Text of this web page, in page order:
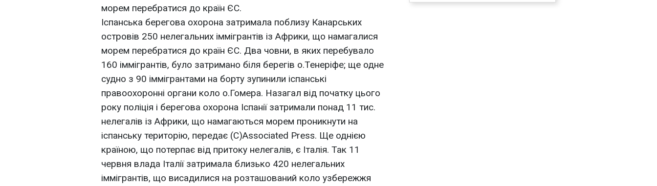
морем перебратися до країн ЄС.
Іспанська берегова охорона затримала поблизу Канарських
островів 250 нелегальних іммігрантів із Африки, що намагалися
морем перебратися до країн ЄС. Два човни, в яких перебувало
160 іммігрантів, було затримано біля берегів о.Тенеріфе; ще одне
судно з 90 іммігрантами на борту зупинили іспанські
правоохоронні органи коло о.Гомера. Назагал від початку цього
року поліція і берегова охорона Іспанії затримали понад 11 тис.
нелегалів із Африки, що намагаються морем проникнути на
іспанську територію, передає (С)Associated Press. Ще однією
країною, що потерпає від притоку нелегалів, є Італія. Так 11
червня влада Італії затримала близько 420 нелегальних
іммігрантів, що висадилися на розташований коло узбережжя